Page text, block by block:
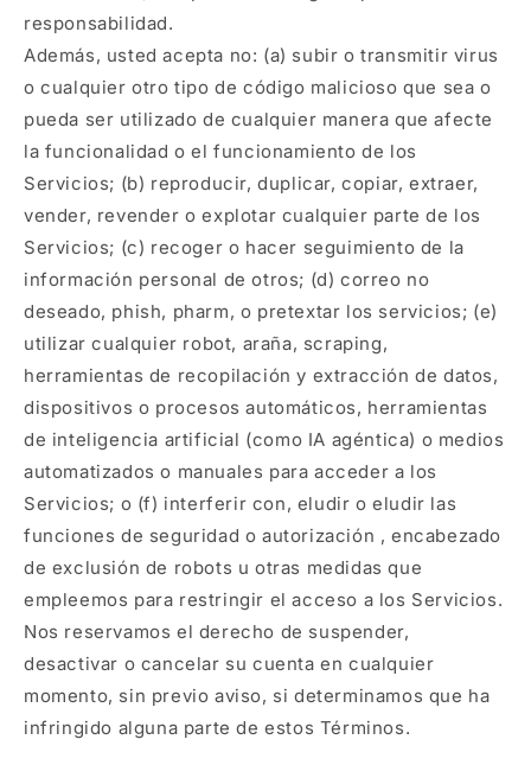
responsabilidad.
Además, usted acepta no: (a) subir o transmitir virus
o cualquier otro tipo de código malicioso que sea o
pueda ser utilizado de cualquier manera que afecte
la funcionalidad o el funcionamiento de los
Servicios; (b) reproducir, duplicar, copiar, extraer,
vender, revender o explotar cualquier parte de los
Servicios; (c) recoger o hacer seguimiento de la
información personal de otros; (d) correo no
deseado, phish, pharm, o pretextar los servicios; (e)
utilizar cualquier robot, araña, scraping,
herramientas de recopilación y extracción de datos,
dispositivos o procesos automáticos, herramientas
de inteligencia artificial (como IA agéntica) o medios
automatizados o manuales para acceder a los
Servicios; o (f) interferir con, eludir o eludir las
funciones de seguridad o autorización , encabezado
de exclusión de robots u otras medidas que
empleemos para restringir el acceso a los Servicios.
Nos reservamos el derecho de suspender,
desactivar o cancelar su cuenta en cualquier
momento, sin previo aviso, si determinamos que ha
infringido alguna parte de estos Términos.